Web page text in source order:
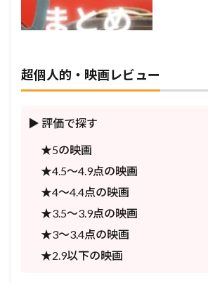
超個人的・映画レビュー
▶ 評価で探す
★5の映画
★4.5〜4.9点の映画
★4〜4.4点の映画
★3.5〜3.9点の映画
★3〜3.4点の映画
★2.9以下の映画